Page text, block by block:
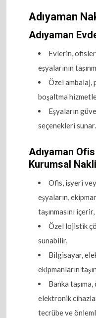
Adıyaman
Adıyaman
Evlerin,
eşyalarının
Özel ambalaj,
boşaltma
Eşyaların
seçenekleri sunar.
Adıyaman
Kurumsal
Ofis, işyeri
eşyaların,
taşınmasını içerir,
Özel lojistik
sunabilir,
Bilgisayar,
ekipmanların
Banka
elektronik
tecrübe ve